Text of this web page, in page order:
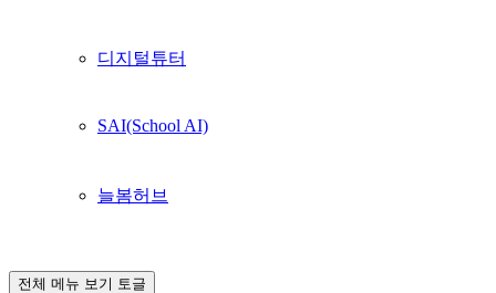
디지털튜터
SAI(School AI)
늘봄허브
전체 메뉴 보기 토글